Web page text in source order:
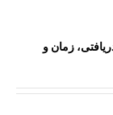
زمان و